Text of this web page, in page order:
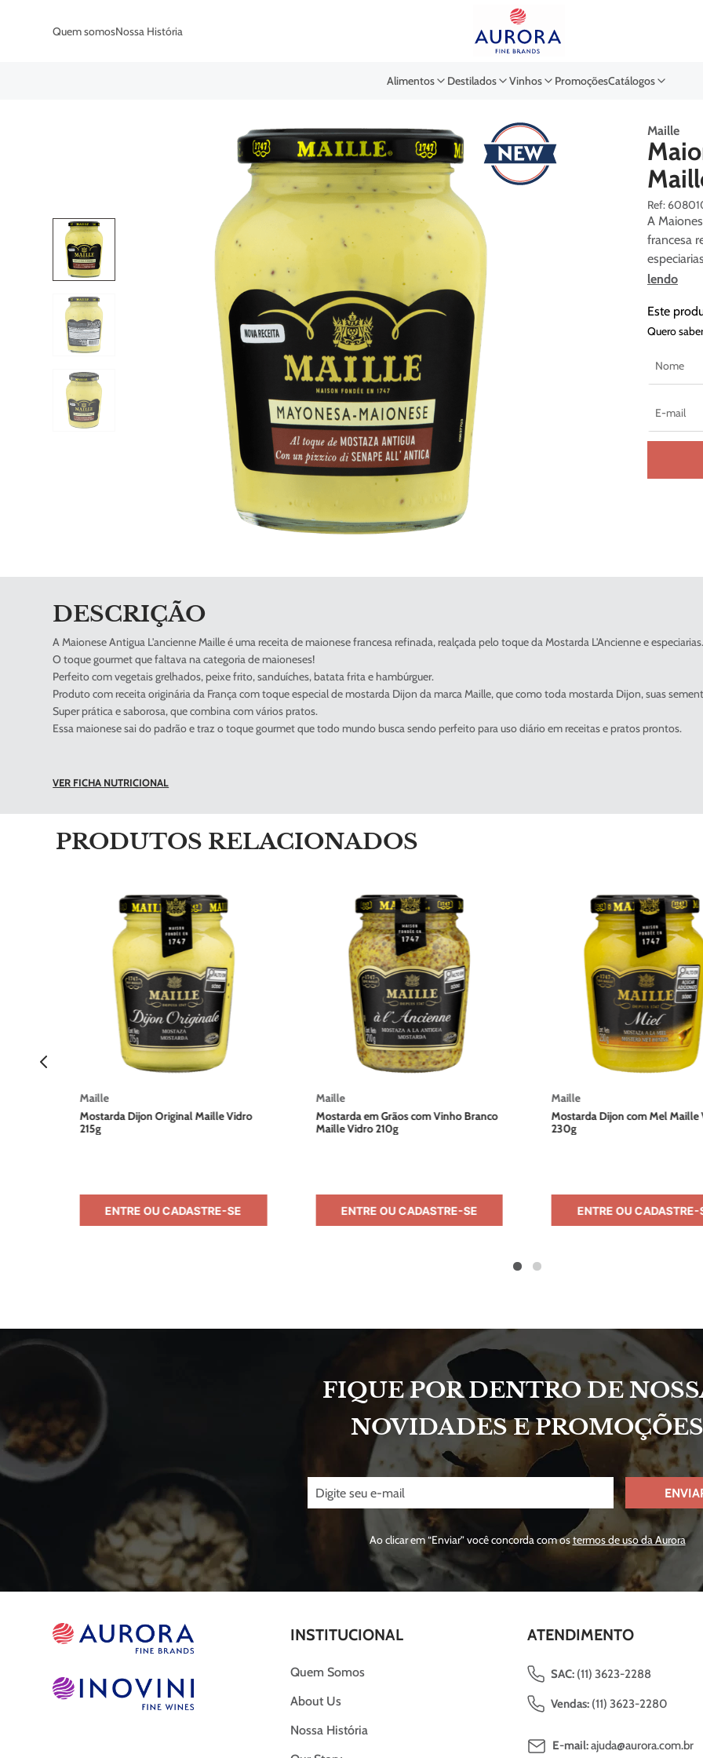
Quem somosNossa História
Alimentos Destilados Vinhos PromoçõesCatálogos
Maille
:
A
francesa
lendo
Este
Quero
DESCRIÇÃO
A Maionese Antigua L'ancienne Maille é uma receita de maionese francesa refinada, realçada pelo toque da Mostarda L'Ancienne e especiarias.
O toque gourmet que faltava na categoria de maioneses!
Perfeito com vegetais grelhados, peixe frito, sanduíches, batata frita e hambúrguer.
Produto com receita originária da França com toque especial de mostarda Dijon da marca Maille, que como toda mostarda Dijon, suas
Super prática e saborosa, que combina com vários pratos.
Essa maionese sai do padrão e traz o toque gourmet que todo mundo busca sendo perfeito para uso diário em receitas e pratos prontos.
VER FICHA NUTRICIONAL
PRODUTOS RELACIONADOS
Maille
Mostarda Dijon Original Maille Vidro
215g
ENTRE OU CADASTRE-SE
Maille
Mostarda em Grãos com Vinho Branco
Maille Vidro 210g
ENTRE OU CADASTRE-SE
Maille
Mostarda Dijon com Mel Maille
230g
ENTRE OU CADASTRE-
FIQUE POR DENTRO DE
NOVIDADES E PROMOÇÕES
Ao clicar em “Enviar” você concorda com ostermos de uso da Aurora
INSTITUCIONAL
Quem Somos
About Us
Nossa História
ATENDIMENTO
SAC:(11) 3623-2288
Vendas:(11) 3623-2280
E-mail:ajuda@aurora.com.br